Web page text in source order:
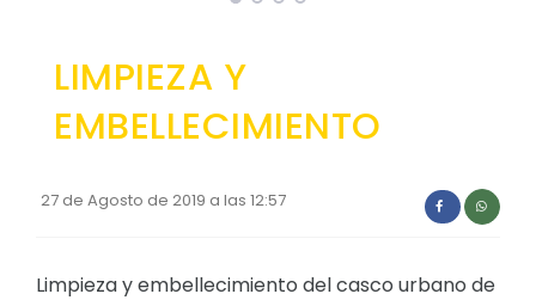
LIMPIEZA Y
EMBELLECIMIENTO
27 de Agosto de 2019 a las 12:57
Limpieza y embellecimiento del casco urbano de